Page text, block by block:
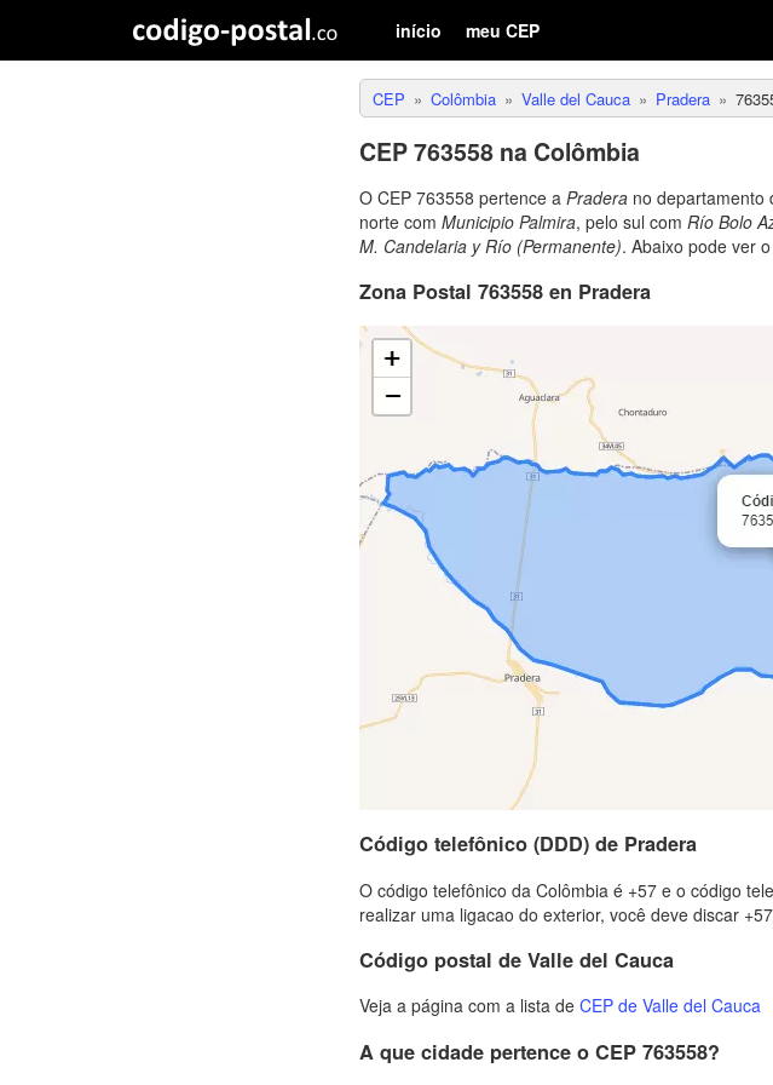
início meu CEP
CEP Colômbia Valle del Cauca Pradera
CEP 763558 na Colômbia
O CEP 763558 pertence a Pradera no departamento
norte com Municipio Palmira, pelo sul com Río Bolo
M. Candelaria y Río (Permanente). Abaixo pode ver
Zona Postal 763558 en Pradera
Código telefônico (DDD) de Pradera
O código telefônico da Colômbia é +57 e o código
realizar uma ligacao do exterior, você deve discar +57
Código postal de Valle del Cauca
Veja a página com a lista de CEP de Valle del Cauca
A que cidade pertence o CEP 763558?